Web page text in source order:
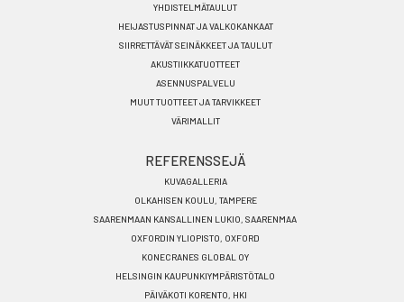
YHDISTELMÄTAULUT
HEIJASTUSPINNAT JA VALKOKANKAAT
SIIRRETTÄVÄT SEINÄKKEET JA TAULUT
AKUSTIIKKATUOTTEET
ASENNUSPALVELU
MUUT TUOTTEET JA TARVIKKEET
VÄRIMALLIT
REFERENSSEJÄ
KUVAGALLERIA
OLKAHISEN KOULU, TAMPERE
SAARENMAAN KANSALLINEN LUKIO, SAARENMAA
OXFORDIN YLIOPISTO, OXFORD
KONECRANES GLOBAL OY
HELSINGIN KAUPUNKIYMPÄRISTÖTALO
PÄIVÄKOTI KORENTO, HKI